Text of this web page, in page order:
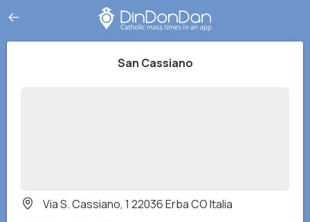
San Cassiano
Via S. Cassiano, 1 22036 Erba CO Italia